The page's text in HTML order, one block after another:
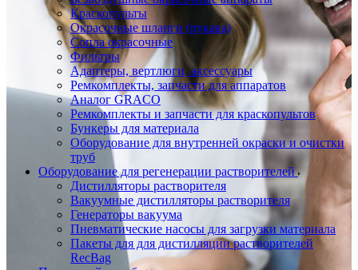
Краскопульты
Окрасочные шланги (рукава)
Сопла окрасочные
Фильтры
Адаптеры, вертлюги, аксессуары
Ремкомплекты, запчасти для аппаратов
Аналог GRACO
Ремкомплекты и запчасти для краскопультов
Бункеры для материала
Оборудование для внутренней окраски и очистки
труб
Оборудование для регенерации растворителей
Дистилляторы растворителя
Вакуумные дистилляторы растворителя
Генераторы вакуума
Пневматические насосы для загрузки материала
Пакеты для для дистилляции растворителей
RecBag